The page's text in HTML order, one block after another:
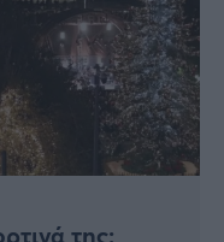
της: